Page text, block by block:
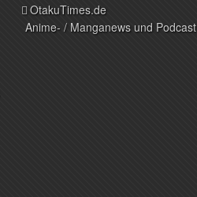
OtakuTimes.de
Anime- / Manganews und Podcast